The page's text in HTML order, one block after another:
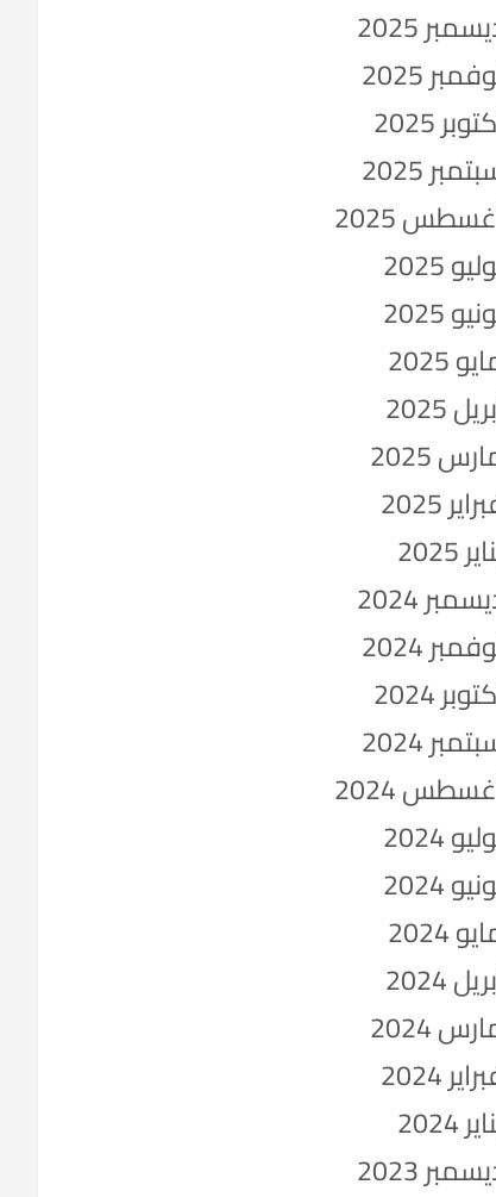
2025
2025
2025
2025
2025
2025
2025
2025
2025
2025
2025
2025
2024
2024
2024
2024
2024
2024
2024
2024
2024
2024
2024
2024
2023